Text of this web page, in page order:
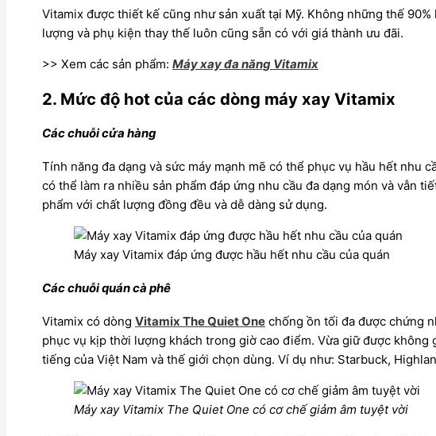
Vitamix được thiết kế cũng như sản xuất tại Mỹ. Không những thế 90%
lượng và phụ kiện thay thế luôn cũng sẵn có với giá thành ưu đãi.
>> Xem các sản phẩm: Máy xay đa năng Vitamix
2. Mức độ hot của các dòng máy xay Vitamix
Các chuỗi cửa hàng
Tính năng đa dạng và sức máy mạnh mẽ có thể phục vụ hầu hết nhu
có thể làm ra nhiều sản phẩm đáp ứng nhu cầu đa dạng món và vẫn
phẩm với chất lượng đồng đều và dễ dàng sử dụng.
Máy xay Vitamix đáp ứng được hầu hết nhu cầu của quán
Các chuỗi quán cà phê
Vitamix có dòng Vitamix The Quiet One chống ồn tối đa được chứng
phục vụ kịp thời lượng khách trong giờ cao điểm. Vừa giữ được
tiếng của Việt Nam và thế giới chọn dùng. Ví dụ như: Starbuck,
Máy xay Vitamix The Quiet One có cơ chế giảm âm tuyệt vời